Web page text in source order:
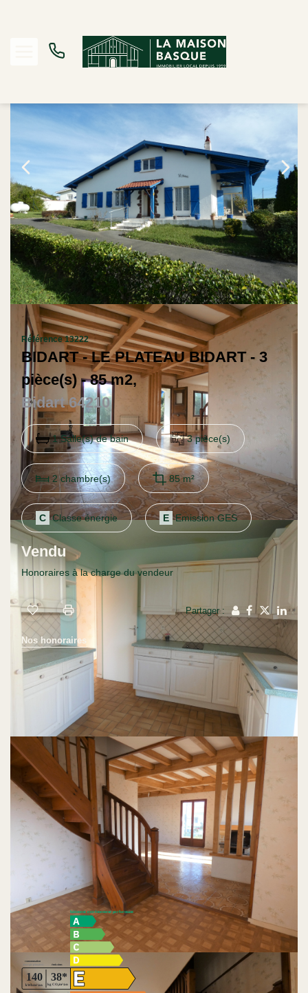
Acheter
Louer
Estimer
Biens vendus
Notre Agence
Contact
Vente maison 85 m², Bidart 64210Pyrénées-Atlantiques
Ref. : 13222
Référence 13222
BIDART - LE PLATEAU BIDART - 3
pièce(s) - 85 m2,
Bidart 64210
1 Salle(s) de bain 3 pièce(s)
2 chambre(s) 85 m²
C Classe énergie E Emission GES
Vendu
Honoraires à la charge du vendeur
Partager :
Nos honoraires
A VENDRE BIDART - LE PLATEAU - Situation privilégiée
pour cette maison à fort potentiel de rénovation !
Sur une belle parcelle de 974 m² exposée Ouest, ce bien
de 85 m² habitable offre actuellement en rez-de-chaussée
deux chambres, un séjour, une cuisine, une salle de bains
et un WC séparé. A l'étage l'ensemble des combles est
aménageable. La superficie permet la réalisation de deux
chambres et d'une salle d'eau supplémentaires
développant ainsi le volume de la maison.
Un garage attenant complète ce bien.
Diagnostics énergétiques